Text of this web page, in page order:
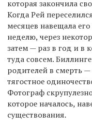
которая закончила
Когда Рей
месяцев навещала
неделю, через
затем — раз в год и в
туда совсем.
родителей в смерть
тягостное
Фотограф
которое началось,
существования.